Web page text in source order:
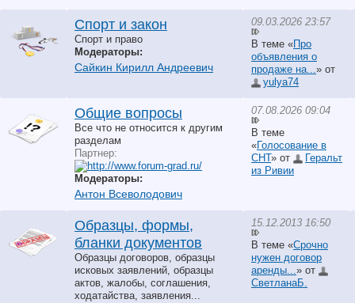
Спорт и закон
Спорт и право
Модераторы:
Сайкин Кирилл Андреевич
09.03.2026 23:57
В теме «Про
объявления о
продаже на...» от
yulya74
Общие вопросы
Все что не относится к другим
разделам
Партнер:
Модераторы:
Антон Всеволодович
07.08.2026 09:04
В теме
«Голосование в
СНТ» от
Геральт
из Ривии
Образцы, формы,
бланки документов
Образцы договоров, образцы
исковых заявлений, образцы
актов, жалобы, соглашения,
ходатайства, заявления...
15.12.2013 16:50
В теме «Срочно
нужен договор
аренды...» от
СветланаБ.